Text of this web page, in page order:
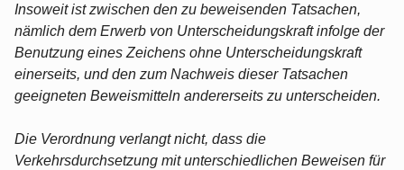
Insoweit ist zwischen den zu beweisenden Tatsachen,
nämlich dem Erwerb von Unterscheidungskraft infolge der
Benutzung eines Zeichens ohne Unterscheidungskraft
einerseits, und den zum Nachweis dieser Tatsachen
geeigneten Beweismitteln andererseits zu unterscheiden.
Die Verordnung verlangt nicht, dass die
Verkehrsdurchsetzung mit unterschiedlichen Beweisen für